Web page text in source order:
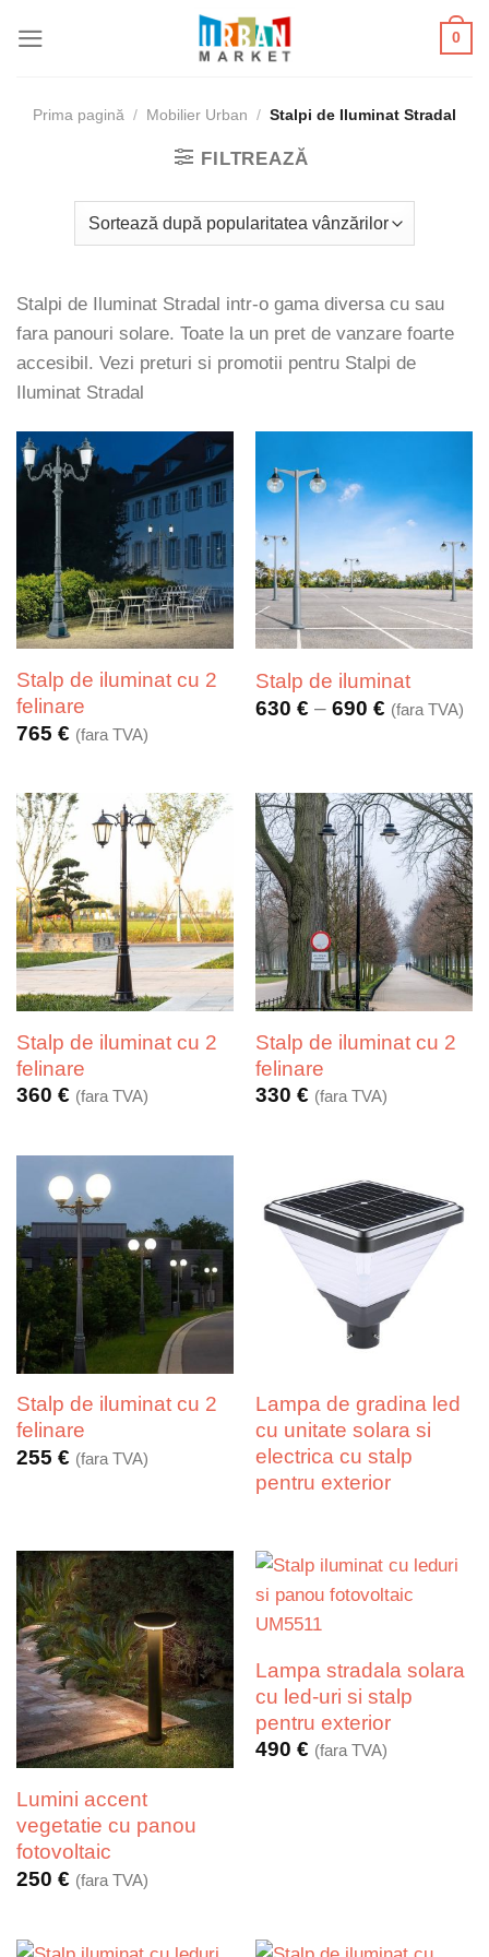
0
Prima pagină / Mobilier Urban / Stalpi de Iluminat Stradal
FILTREAZĂ
Stalpi de Iluminat Stradal intr-o gama diversa cu sau
fara panouri solare. Toate la un pret de vanzare foarte
accesibil. Vezi preturi si promotii pentru Stalpi de
Iluminat Stradal
Stalp de iluminat cu 2
felinare
765 € (fara TVA)
Stalp de iluminat
630 € – 690 €Interval
de
la
690 €
(fara TVA)
Stalp de iluminat cu 2
felinare
360 € (fara TVA)
Stalp de iluminat cu 2
felinare
330 € (fara TVA)
Stalp de iluminat cu 2
felinare
255 € (fara TVA)
Lampa de gradina led
cu unitate solara si
electrica cu stalp
pentru exterior
Lumini accent
vegetatie cu panou
fotovoltaic
250 € (fara TVA)
Lampa stradala solara
cu led-uri si stalp
pentru exterior
490 € (fara TVA)